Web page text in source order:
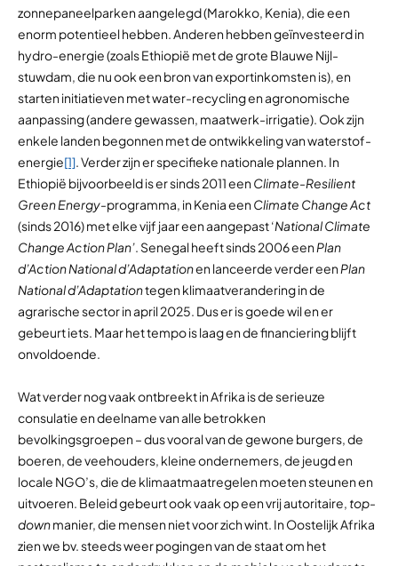
zonnepaneelparken aangelegd (Marokko, Kenia), die een
enorm potentieel hebben. Anderen hebben geïnvesteerd in
hydro-energie (zoals Ethiopië met de grote Blauwe Nijl-
stuwdam, die nu ook een bron van exportinkomsten is), en
starten initiatieven met water-recycling en agronomische
aanpassing (andere gewassen, maatwerk-irrigatie). Ook zijn
enkele landen begonnen met de ontwikkeling van waterstof-
energie[1] . Verder zijn er specifieke nationale plannen. In
Ethiopië bijvoorbeeld is er sinds 2011 een Climate-Resilient
Green Energy-programma, in Kenia een Climate Change Act
(sinds 2016) met elke vijf jaar een aangepast ‘National Climate
Change Action Plan’ . Senegal heeft sinds 2006 een Plan
d’Action National d’Adaptationen lanceerde verder een Plan
National d’Adaptationtegen klimaatverandering in de
agrarische sector in april 2025. Dus er is goede wil en er
gebeurt iets. Maar het tempo is laag en de financiering blijft
onvoldoende.
Wat verder nog vaak ontbreekt in Afrika is de serieuze
consulatie en deelname van alle betrokken
bevolkingsgroepen – dus vooral van de gewone burgers, de
boeren, de veehouders, kleine ondernemers, de jeugd en
locale NGO’s, die de klimaatmaatregelen moeten steunen en
uitvoeren. Beleid gebeurt ook vaak op een vrij autoritaire, top-
downmanier, die mensen niet voor zich wint. In Oostelijk Afrika
zien we bv. steeds weer pogingen van de staat om het